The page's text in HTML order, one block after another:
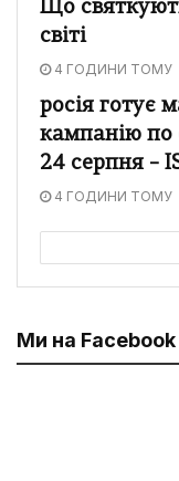
Що
світі
4 ГОДИНИ ТОМУ
росія готує
кампанію по
24 серпня –
4 ГОДИНИ ТОМУ
Ми на Facebook